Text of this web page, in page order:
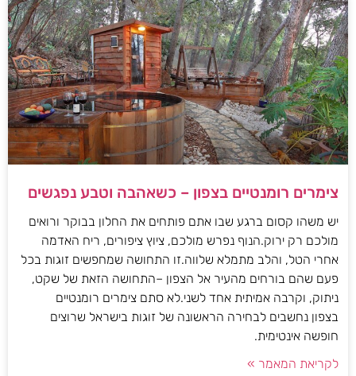
צימרים רומנטיים בצפון – כשאהבה וטבע נפגשים
יש משהו קסום ברגע שבו אתם פותחים את החלון בבוקר ורואים
מולכם רק ירוק.הנוף נפרש מולכם, ציוץ ציפורים, ריח האדמה
אחרי הטל, והלב מתמלא שלווה.זו התחושה שמחפשים זוגות בכל
פעם שהם בורחים מהעיר אל הצפון –התחושה הזאת של שקט,
ניתוק, וקרבה אמיתית אחד לשני.לא סתם צימרים רומנטיים
בצפון נחשבים לבחירה הראשונה של זוגות בישראל שרוצים
חופשה אינטימית.
לקריאת המאמר »